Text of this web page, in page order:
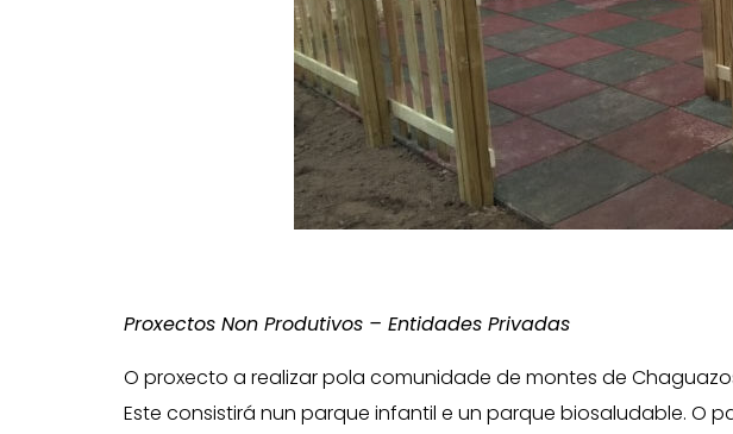
Proxectos Non Produtivos – Entidades Privadas
O proxecto a realizar pola comunidade de montes de
Este consistirá nun parque infantil e un parque biosaludable.